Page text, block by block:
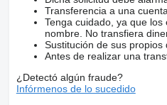
Transferencia a una
Tenga cuidado, ya que
nombre. No transfiera
Sustitución de sus
Antes de realizar una
¿Detectó algún fraude?
Infórmenos de lo sucedido